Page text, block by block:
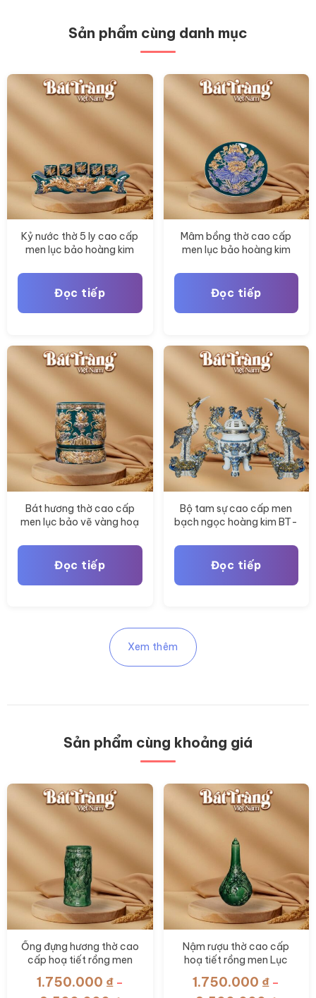
thể
Sản phẩm cùng danh mục
Kỷ nước thờ 5 ly cao cấp
men lục bảo hoàng kim
ĐT181
Đọc tiếp
Mâm bồng thờ cao cấp
men lục bảo hoàng kim
ĐT178
Đọc tiếp
Bát hương thờ cao cấp
men lục bảo vẽ vàng hoạ
Đọc tiếp
Bộ tam sự cao cấp men
bạch ngọc hoàng kim BT-
Đọc tiếp
Xem thêm
Sản phẩm cùng khoảng giá
Ống đựng hương thờ cao
cấp hoạ tiết rồng men
1.750.000 ₫ –
Nậm rượu thờ cao cấp
hoạ tiết rồng men Lục
1.750.000 ₫ –